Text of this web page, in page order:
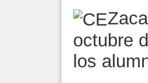
octubre
los